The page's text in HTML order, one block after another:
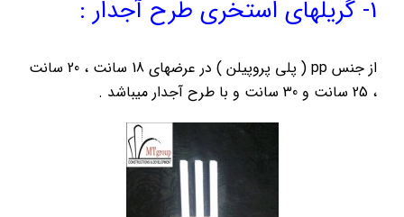
1- گریلهای استخری طرح آجدار :
از جنس pp ( پلی پروپیلن ) در عرضهای 18 سانت ، 20 سانت
، 25 سانت و 30 سانت و با طرح آجدار میباشد .